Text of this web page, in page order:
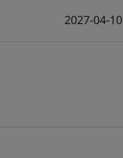
2027-04-10